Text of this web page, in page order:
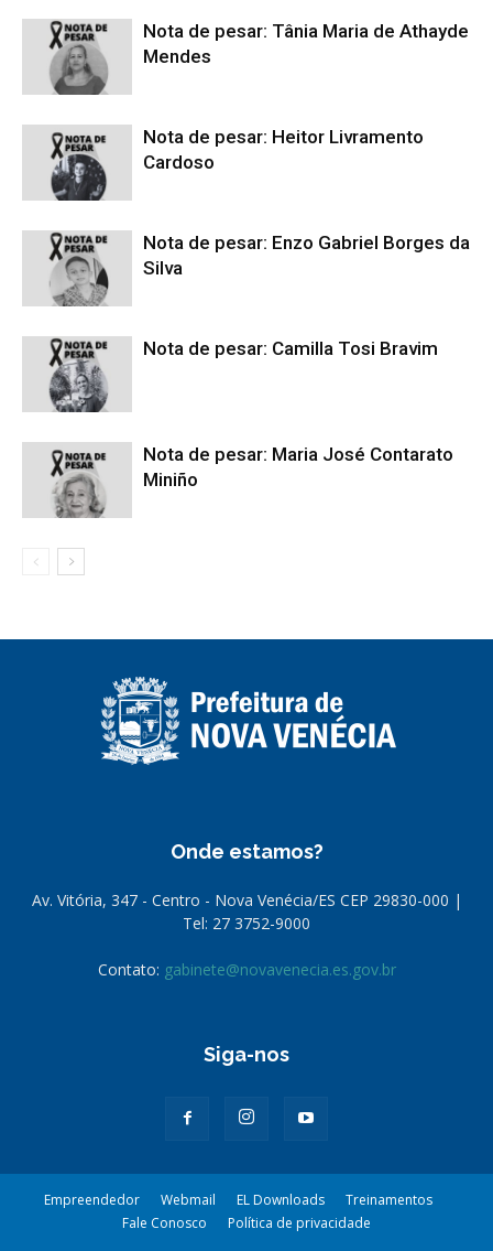
Nota de pesar: Tânia Maria de Athayde
Mendes
Nota de pesar: Heitor Livramento
Cardoso
Nota de pesar: Enzo Gabriel Borges da
Silva
Nota de pesar: Camilla Tosi Bravim
Nota de pesar: Maria José Contarato
Miniño
Onde estamos?
Av. Vitória, 347 - Centro - Nova Venécia/ES CEP 29830-000 |
Tel: 27 3752-9000
Contato: gabinete@novavenecia.es.gov.br
Siga-nos
Empreendedor Webmail EL Downloads
Treinamentos
Fale Conosco
Política de privacidade